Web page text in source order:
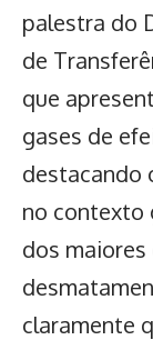
palestra do
de
que
gases de
destacando
no contexto
dos
claramente